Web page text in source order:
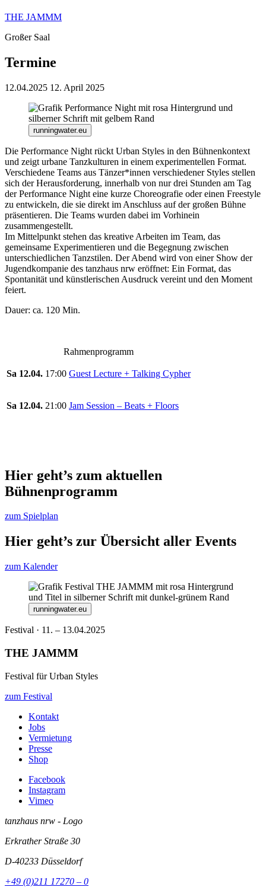
THE JAMMM
Großer Saal
Termine
12.04.2025 12. April 2025
runningwater.eu
Die Performance Night rückt Urban Styles in den Bühnenkontext
und zeigt urbane Tanzkulturen in einem experimentellen Format.
Verschiedene Teams aus Tänzer*innen verschiedener Styles stellen
sich der Herausforderung, innerhalb von nur drei Stunden am Tag
der Performance Night eine kurze Choreografie oder einen Freestyle
zu entwickeln, die sie direkt im Anschluss auf der großen Bühne
präsentieren. Die Teams wurden dabei im Vorhinein
zusammengestellt.
Im Mittelpunkt stehen das kreative Arbeiten im Team, das
gemeinsame Experimentieren und die Begegnung zwischen
unterschiedlichen Tanzstilen. Der Abend wird von einer Show der
Jugendkompanie des tanzhaus nrw eröffnet: Ein Format, das
Spontanität und künstlerischen Ausdruck vereint und den Moment
feiert.
Dauer: ca. 120 Min.
Rahmenprogramm
Sa 12.04. 17:00 Guest Lecture + Talking Cypher
Sa 12.04. 21:00 Jam Session – Beats + Floors
Hier geht’s zum aktuellen
Bühnenprogramm
zum Spielplan
Hier geht’s zur Übersicht aller Events
zum Kalender
runningwater.eu
Festival · 11. – 13.04.2025
THE JAMMM
Festival für Urban Styles
zum Festival
Kontakt
Jobs
Vermietung
Presse
Shop
Facebook
Instagram
Vimeo
tanzhaus nrw - Logo
Erkrather Straße 30
D-40233 Düsseldorf
+49 (0)211 17270 – 0